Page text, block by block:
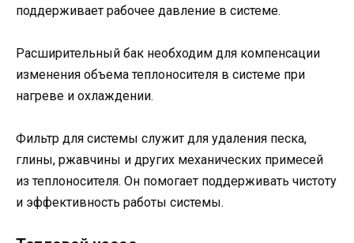
поддерживает рабочее давление в системе.
Расширительный бак необходим для компенсации
изменения объема теплоносителя в системе при
нагреве и охлаждении.
Фильтр для системы служит для удаления песка,
глины, ржавчины и других механических примесей
из теплоносителя. Он помогает поддерживать чистоту
и эффективность работы системы.